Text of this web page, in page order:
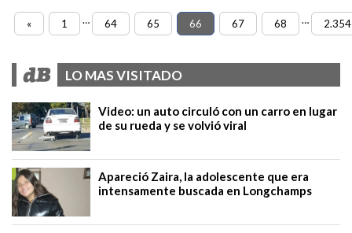
« 1 … 64 65 66 67 68 … 2.354
LO MAS VISITADO
Video: un auto circuló con un carro en lugar
de su rueda y se volvió viral
Apareció Zaira, la adolescente que era
intensamente buscada en Longchamps